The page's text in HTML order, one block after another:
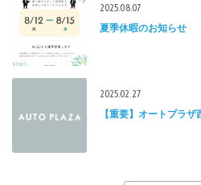
2025.08.07
夏季休暇のお知らせ
2025.02.27
【重要】オートプラ